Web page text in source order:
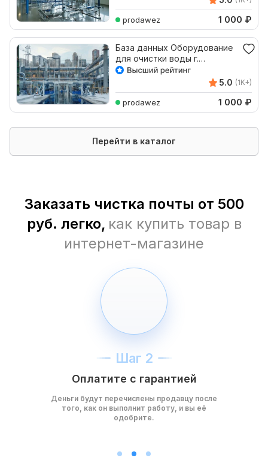
prodawez 1 000 ₽
База данных Оборудование
для очистки воды г.
Екатеринбург
5.0 (1K+)
prodawez 1 000 ₽
Перейти в каталог
Заказать чистка почты от 500
руб. легко, как купить товар в
интернет-магазине
Шаг 2
Оплатите с гарантией
Деньги будут перечислены продавцу после
того, как он выполнит работу, и вы её
одобрите.